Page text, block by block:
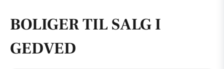
BOLIGER TIL SALG I
GEDVED